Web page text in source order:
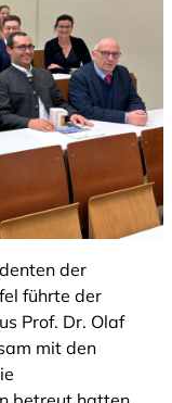
der
führte der
Prof. Dr. Olaf
mit den